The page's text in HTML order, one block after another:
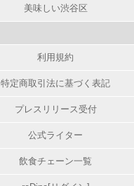
美味しい渋谷区
利用規約
特定商取引法に基づく表記
プレスリリース受付
公式ライター
飲食チェーン一覧